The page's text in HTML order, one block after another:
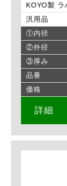
KOYO製 ラ
汎用品
①内径
②外径
③厚み
品番
価格
詳細